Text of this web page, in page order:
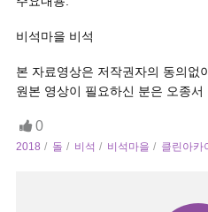
비석마을 비석
본 자료영상은 저작권자의 동의없
원본 영상이 필요하신 분은 오종서
0
2018 돌 비석 비석마을 클린아카